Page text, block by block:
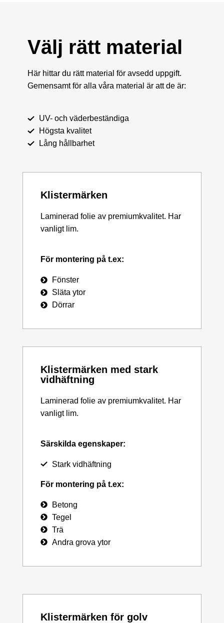
Välj rätt material
Här hittar du rätt material för avsedd uppgift.
Gemensamt för alla våra material är att de är:
UV- och väderbeständiga
Högsta kvalitet
Lång hållbarhet
Klistermärken
Laminerad folie av premiumkvalitet. Har
vanligt lim.
För montering på t.ex:
Fönster
Släta ytor
Dörrar
Klistermärken med stark
vidhäftning
Laminerad folie av premiumkvalitet. Har
vanligt lim.
Särskilda egenskaper:
Stark vidhäftning
För montering på t.ex:
Betong
Tegel
Trä
Andra grova ytor
Klistermärken för golv